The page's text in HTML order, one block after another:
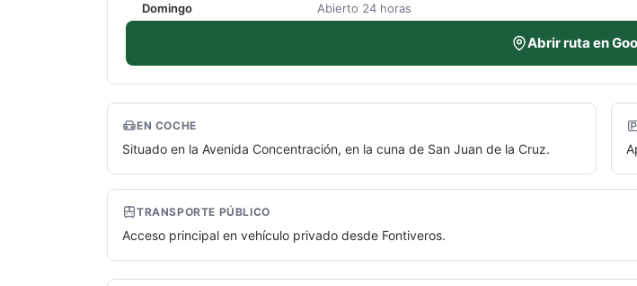
Domingo
Abierto 24 horas
Abrir ruta en
EN COCHE
Situado en la Avenida Concentración, en la cuna de San Juan de la Cruz.
TRANSPORTE PÚBLICO
Acceso principal en vehículo privado desde Fontiveros.